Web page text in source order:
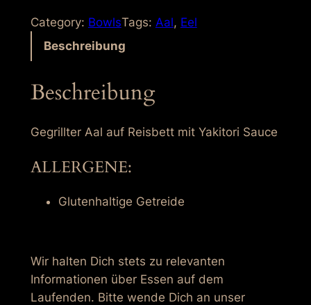
l
e
g
Category: BowlsTags: Aal, Eel
Beschreibung
Beschreibung
Gegrillter Aal auf Reisbett mit Yakitori Sauce
ALLERGENE:
Glutenhaltige Getreide
Wir halten Dich stets zu relevanten
Informationen über Essen auf dem
Laufenden. Bitte wende Dich an unser